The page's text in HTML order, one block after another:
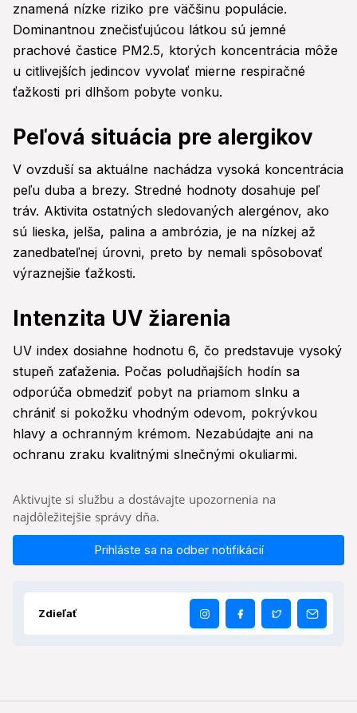
znamená nízke riziko pre väčšinu populácie.
Dominantnou znečisťujúcou látkou sú jemné
prachové častice PM2.5, ktorých koncentrácia môže
u citlivejších jedincov vyvolať mierne respiračné
ťažkosti pri dlhšom pobyte vonku.
Peľová situácia pre alergikov
V ovzduší sa aktuálne nachádza vysoká koncentrácia
peľu duba a brezy. Stredné hodnoty dosahuje peľ
tráv. Aktivita ostatných sledovaných alergénov, ako
sú lieska, jelša, palina a ambrózia, je na nízkej až
zanedbateľnej úrovni, preto by nemali spôsobovať
výraznejšie ťažkosti.
Intenzita UV žiarenia
UV index dosiahne hodnotu 6, čo predstavuje vysoký
stupeň zaťaženia. Počas poludňajších hodín sa
odporúča obmedziť pobyt na priamom slnku a
chrániť si pokožku vhodným odevom, pokrývkou
hlavy a ochranným krémom. Nezabúdajte ani na
ochranu zraku kvalitnými slnečnými okuliarmi.
Aktivujte si službu a dostávajte upozornenia na
najdôležitejšie správy dňa.
Prihláste sa na odber notifikácií
Zdieľať